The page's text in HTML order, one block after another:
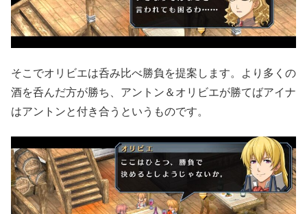
そこでオリビエは呑み比べ勝負を提案します。より多くの
酒を呑んだ方が勝ち、アントン＆オリビエが勝てばアイナ
はアントンと付き合うというものです。